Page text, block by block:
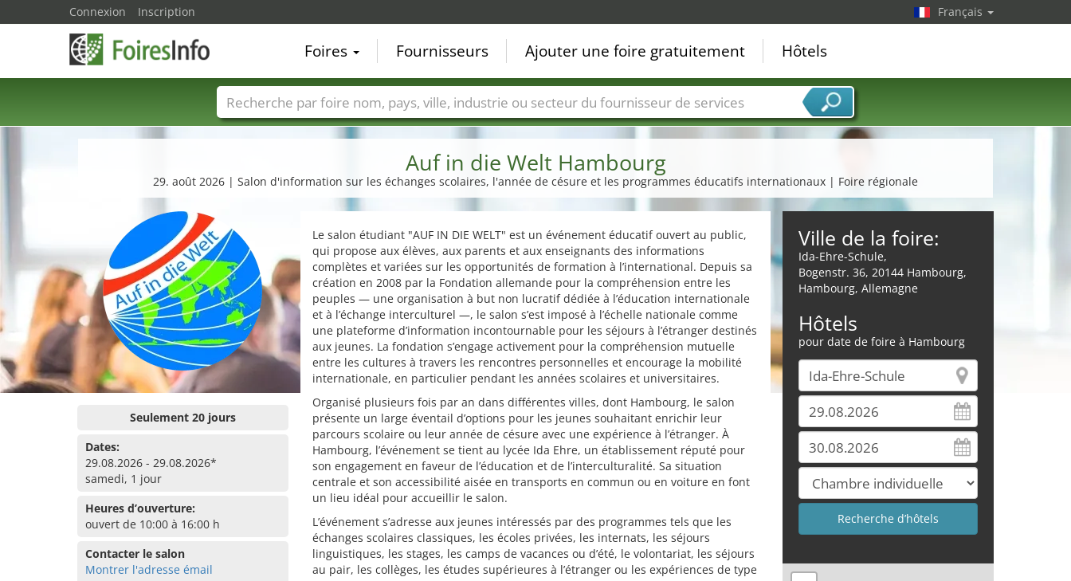
Auf in die Welt Hambourg
29. août 2026 | Salon d'information sur les échanges scolaires, l'année de césure et les programmes éducatifs internationaux | Foire régionale
Seulement 20 jours
Dates:
29.08.2026 - 29.08.2026*
samedi, 1 jour
Heures d’ouverture:
ouvert de 10:00 à 16:00 h
Contacter le salon
Montrer l'adresse émail
Le salon étudiant "AUF IN DIE WELT" est un événement éducatif ouvert au public,
qui propose aux élèves, aux parents et aux enseignants des informations
complètes et variées sur les opportunités de formation à l’international. Depuis sa
création en 2008 par la Fondation allemande pour la compréhension entre les
peuples — une organisation à but non lucratif dédiée à l’éducation internationale
et à l’échange interculturel —, le salon s’est imposé à l’échelle nationale comme
une plateforme d’information incontournable pour les séjours à l’étranger destinés
aux jeunes. La fondation s’engage activement pour la compréhension mutuelle
entre les cultures à travers les rencontres personnelles et encourage la mobilité
internationale, en particulier pendant les années scolaires et universitaires.
Organisé plusieurs fois par an dans différentes villes, dont Hambourg, le salon
présente un large éventail d’options pour les jeunes souhaitant enrichir leur
parcours scolaire ou leur année de césure avec une expérience à l’étranger. À
Hambourg, l’événement se tient au lycée Ida Ehre, un établissement réputé pour
son engagement en faveur de l’éducation et de l’interculturalité. Sa situation
centrale et son accessibilité aisée en transports en commun ou en voiture en font
un lieu idéal pour accueillir le salon.
L’événement s’adresse aux jeunes intéressés par des programmes tels que les
échanges scolaires classiques, les écoles privées, les internats, les séjours
linguistiques, les stages, les camps de vacances ou d’été, le volontariat, les séjours
au pair, les collèges, les études supérieures à l’étranger ou les expériences de type
Ville de la foire:
Ida-Ehre-Schule,
Bogenstr. 36, 20144 Hambourg,
Hambourg, Allemagne
Hôtels
pour date de foire à Hambourg
Connexion Inscription Français
Foires Fournisseurs Ajouter une foire gratuitement Hôtels
Foire noms Pays Villes Secteurs de foire Secteurs du fournisseur de services